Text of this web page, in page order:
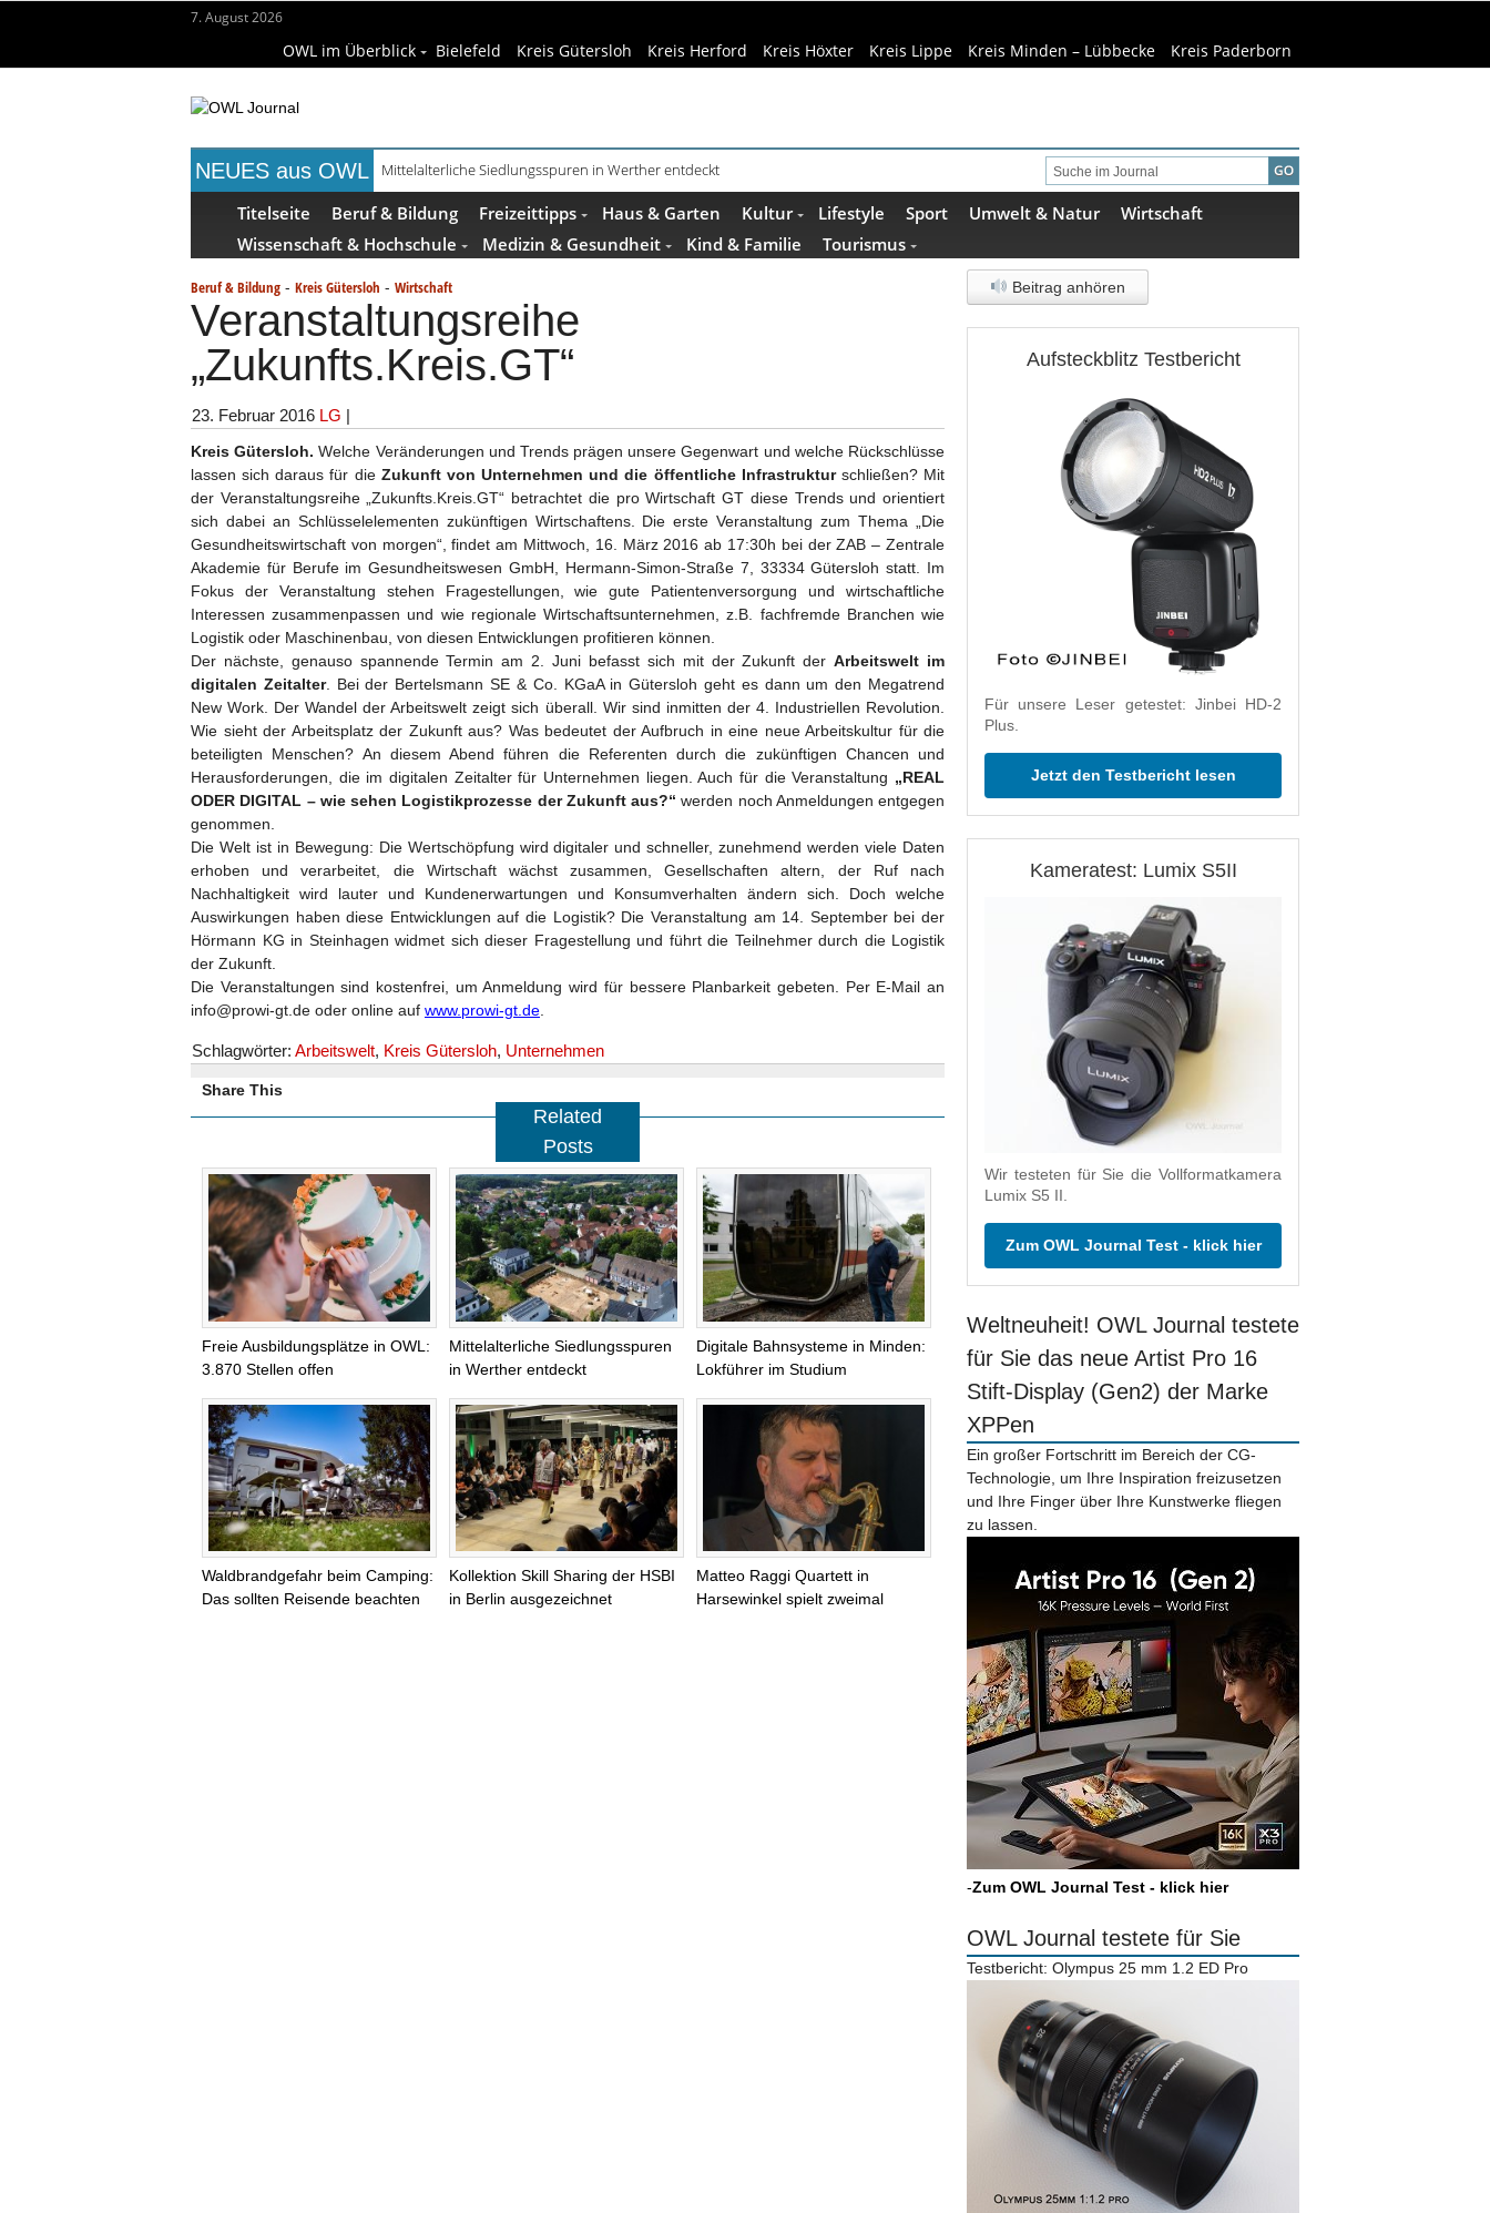
7. August 2026
OWL im Überblick Bielefeld Kreis Gütersloh Kreis Herford Kreis Höxter Kreis Lippe Kreis Minden – Lübbecke Kreis Paderborn
NEUES aus OWL Mittelalterliche Siedlungsspuren in Werther entdeckt
Titelseite Beruf & Bildung Freizeittipps Haus & Garten Kultur Lifestyle Sport Umwelt & Natur
Wirtschaft
Wissenschaft & Hochschule
Medizin & Gesundheit Kind & Familie Tourismus
Beruf & Bildung - Kreis Gütersloh - Wirtschaft
Veranstaltungsreihe
„Zukunfts.Kreis.GT“
23. Februar 2016 LG |
Kreis Gütersloh. Welche Veränderungen und Trends prägen unsere Gegenwart und welche Rückschlüsse
lassen sich daraus für die Zukunft von Unternehmen und die öffentliche Infrastrukturschließen? Mit
der Veranstaltungsreihe „Zukunfts.Kreis.GT“ betrachtet die pro Wirtschaft GT diese Trends und orientiert
sich dabei an Schlüsselelementen zukünftigen Wirtschaftens. Die erste Veranstaltung zum Thema „Die
Gesundheitswirtschaft von morgen“, findet am Mittwoch, 16. März 2016 ab 17:30h bei der ZAB – Zentrale
Akademie für Berufe im Gesundheitswesen GmbH, Hermann-Simon-Straße 7, 33334 Gütersloh statt. Im
Fokus der Veranstaltung stehen Fragestellungen, wie gute Patientenversorgung und wirtschaftliche
Interessen zusammenpassen und wie regionale Wirtschaftsunternehmen, z.B. fachfremde Branchen wie
Logistik oder Maschinenbau, von diesen Entwicklungen profitieren können.
Der nächste, genauso spannende Termin am 2. Juni befasst sich mit der Zukunft derArbeitswelt im
digitalen Zeitalter. Bei der Bertelsmann SE & Co. KGaA in Gütersloh geht es dann um den Megatrend
New Work. Der Wandel der Arbeitswelt zeigt sich überall. Wir sind inmitten der 4. Industriellen Revolution.
Wie sieht der Arbeitsplatz der Zukunft aus? Was bedeutet der Aufbruch in eine neue Arbeitskultur für die
beteiligten Menschen? An diesem Abend führen die Referenten durch die zukünftigen Chancen und
Herausforderungen, die im digitalen Zeitalter für Unternehmen liegen. Auch für die Veranstaltung „REAL
ODER DIGITAL – wie sehen Logistikprozesse der Zukunft aus?“ werden noch Anmeldungen entgegen
genommen.
Die Welt ist in Bewegung: Die Wertschöpfung wird digitaler und schneller, zunehmend werden viele Daten
erhoben und verarbeitet, die Wirtschaft wächst zusammen, Gesellschaften altern, der Ruf nach
Nachhaltigkeit wird lauter und Kundenerwartungen und Konsumverhalten ändern sich. Doch welche
Auswirkungen haben diese Entwicklungen auf die Logistik? Die Veranstaltung am 14. September bei der
Hörmann KG in Steinhagen widmet sich dieser Fragestellung und führt die Teilnehmer durch die Logistik
der Zukunft.
Die Veranstaltungen sind kostenfrei, um Anmeldung wird für bessere Planbarkeit gebeten. Per E-Mail an
info@prowi-gt.de oder online auf www.prowi-gt.de
Schlagwörter: Arbeitswelt, Kreis Gütersloh, Unternehmen
Share This
Related
Posts
Freie Ausbildungsplätze in OWL:
3.870 Stellen offen
Mittelalterliche Siedlungsspuren
in Werther entdeckt
Digitale Bahnsysteme in Minden:
Lokführer im Studium
Waldbrandgefahr beim Camping:
Das sollten Reisende beachten
Kollektion Skill Sharing der HSBI
in Berlin ausgezeichnet
Matteo Raggi Quartett in
Harsewinkel spielt zweimal
Beitrag anhören
Aufsteckblitz Testbericht
Für unsere Leser getestet: Jinbei HD-2
Plus.
Jetzt den Testbericht lesen
Kameratest: Lumix S5II
Wir testeten für Sie die Vollformatkamera
Lumix S5 II.
Zum OWL Journal Test - klick hier
Weltneuheit! OWL Journal testete
für Sie das neue Artist Pro 16
Stift-Display (Gen2) der Marke
XPPen
Ein großer Fortschritt im Bereich der CG-
Technologie, um Ihre Inspiration freizusetzen
und Ihre Finger über Ihre Kunstwerke fliegen
zu lassen.
-Zum OWL Journal Test - klick hier
OWL Journal testete für Sie
Testbericht: Olympus 25 mm 1.2 ED Pro